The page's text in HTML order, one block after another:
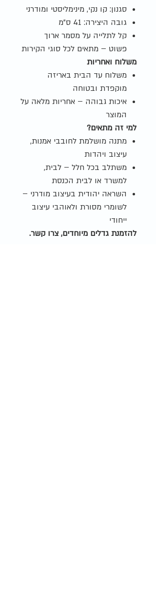
סגנון: קו נקי, מינימליסטי ומודרני
גובה היצירה: 41 ס"מ
קל לתלייה על מסמר ארוך
פשוט – מתאים לכל סוגי הקירות
משלוח ואחריות
משלוח עד הבית באריזה
מוקפדת ובטוחה
איכות גבוהה – אחריות מלאה על
המוצר
למי זה מתאים?
מתנה מושלמת לחובבי אמנות,
עיצוב ויהדות
משתלב בכל חלל – לבית,
למשרד או לבית הכנסת
השראה יהודית בעיצוב מודרני –
לשומרי מסורת ולאוהבי עיצוב
ייחודי
להזמנת גדלים מיוחדים, צרו קשר.